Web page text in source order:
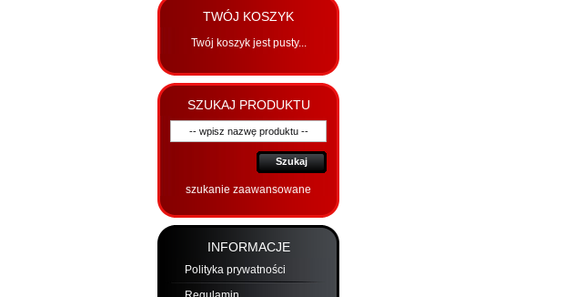
TWÓJ KOSZYK
Twój koszyk jest pusty...
SZUKAJ PRODUKTU
Szukaj
szukanie zaawansowane
INFORMACJE
Polityka prywatności